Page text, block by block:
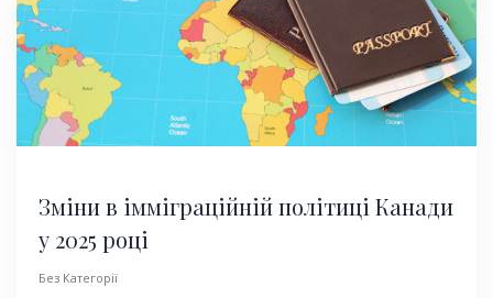
Зміни в імміграційній політиці Канади
у 2025 році
Без Категорії